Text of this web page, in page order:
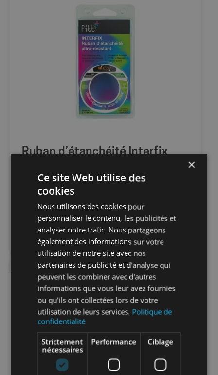
Ruban d’étanchéité Interfix
Prix public
--,-- €HT / Pièce
CONNECTEZ-VOUS
TOP DES VENTES
×
Ce site Web utilise des
cookies
Nous utilisons des cookies pour
personnaliser le contenu, les publicités et
analyser notre trafic. Nous partageons
également des informations sur votre
utilisation de notre site avec nos
partenaires de publicité et d'analyse qui
peuvent les combiner avec d'autres
informations que vous leur avez fournies
ou qu'ils ont collectées lors de votre
utilisation de leurs services. Politique de
confidentialité
Strictement
nécessaires
Performance Ciblage